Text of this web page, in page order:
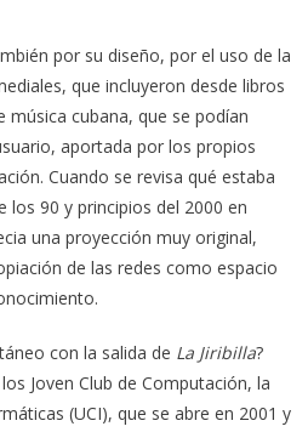
por su diseño, por el uso de la
que incluyeron desde libros
música cubana, que se podían
aportada por los propios
Cuando se revisa qué estaba
los 90 y principios del 2000 en
una proyección muy original,
de las redes como espacio
con la salida de La Jiribilla?
Joven Club de Computación, la
(UCI), que se abre en 2001 y